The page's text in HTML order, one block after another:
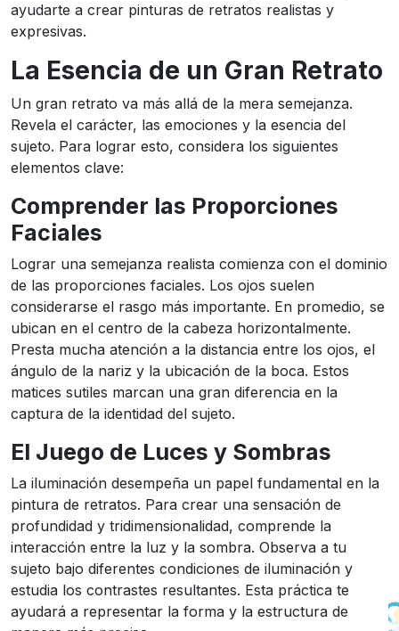
ayudarte a crear pinturas de retratos realistas y
expresivas.
La Esencia de un Gran Retrato
Un gran retrato va más allá de la mera semejanza.
Revela el carácter, las emociones y la esencia del
sujeto. Para lograr esto, considera los siguientes
elementos clave:
Comprender las Proporciones
Faciales
Lograr una semejanza realista comienza con el dominio
de las proporciones faciales. Los ojos suelen
considerarse el rasgo más importante. En promedio, se
ubican en el centro de la cabeza horizontalmente.
Presta mucha atención a la distancia entre los ojos, el
ángulo de la nariz y la ubicación de la boca. Estos
matices sutiles marcan una gran diferencia en la
captura de la identidad del sujeto.
El Juego de Luces y Sombras
La iluminación desempeña un papel fundamental en la
pintura de retratos. Para crear una sensación de
profundidad y tridimensionalidad, comprende la
interacción entre la luz y la sombra. Observa a tu
sujeto bajo diferentes condiciones de iluminación y
estudia los contrastes resultantes. Esta práctica te
ayudará a representar la forma y la estructura de